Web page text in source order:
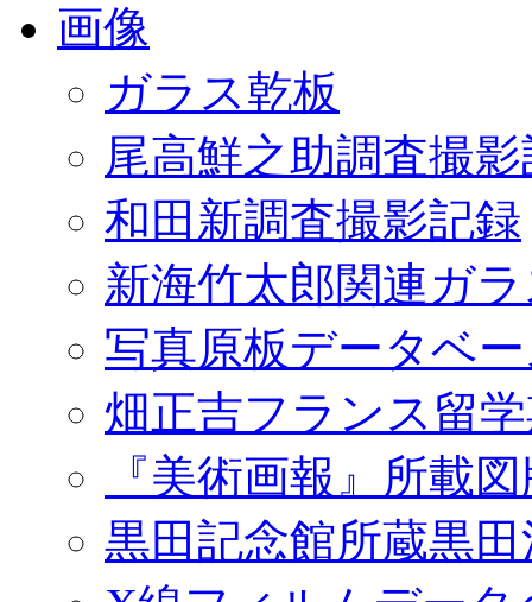
画像
ガラス乾板
尾高鮮之助調査撮
和田新調査撮影記録
新海竹太郎関連ガ
写真原板データベ
畑正吉フランス留
『美術画報』所載
黒田記念館所蔵黒